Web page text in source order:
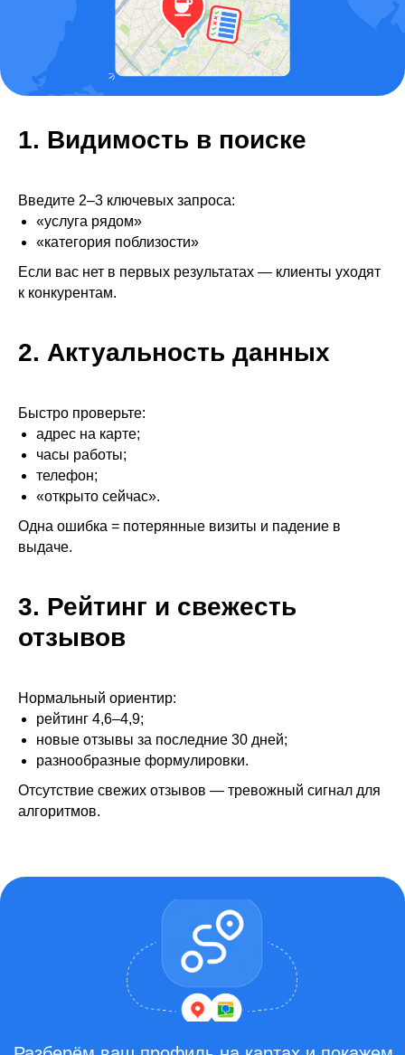
1. Видимость в поиске
Введите 2–3 ключевых запроса:
«услуга рядом»
«категория поблизости»
Если вас нет в первых результатах — клиенты уходят
к конкурентам.
2. Актуальность данных
Быстро проверьте:
адрес на карте;
часы работы;
телефон;
«открыто сейчас».
Одна ошибка = потерянные визиты и падение в
выдаче.
3. Рейтинг и свежесть
отзывов
Нормальный ориентир:
рейтинг 4,6–4,9;
новые отзывы за последние 30 дней;
разнообразные формулировки.
Отсутствие свежих отзывов — тревожный сигнал для
алгоритмов.
точки роста для увеличения продаж